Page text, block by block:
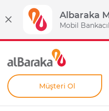
Albaraka
Mobil
Müşteri Ol
Kendim İçin